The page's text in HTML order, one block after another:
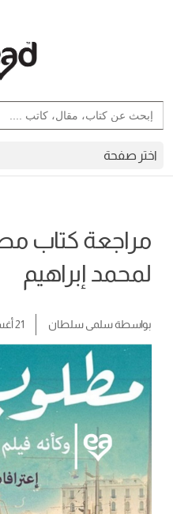
Search
for:
Search Button
اختر صفحة
مراجعة كتاب
لمحمد إبراهيم
بواسطةسلمى سلطان 21 أغسطس، 2022